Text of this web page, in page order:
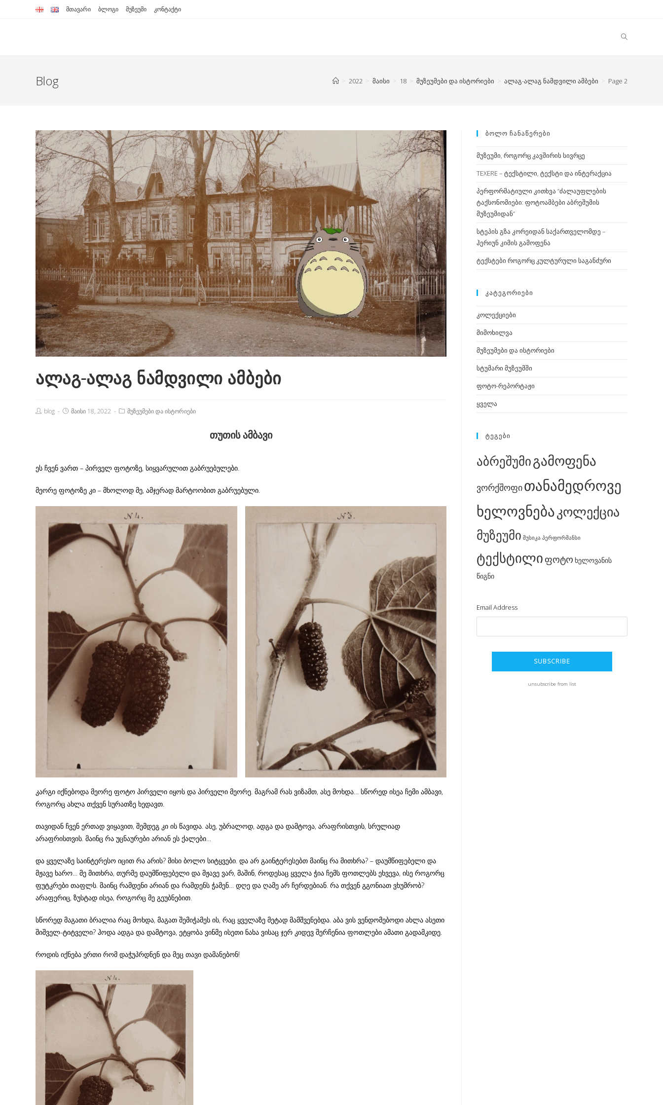
მთავარი ბლოგი მუზეუმი კონტაქტი
Blog > 2022 > მაისი > 18 > მუზეუმები და ისტორიები > ალაგ-ალაგ ნამდვილი ამბები > Page 2
ალაგ-ალაგ ნამდვილი ამბები
Postblog
Postმაისი 18, 2022
Postმუზეუმები და ისტორიები
თუთის ამბავი
ეს ჩვენ ვართ – პირველ ფოტოზე, სიყვარულით გაბრუებულები.
მეორე ფოტოზე კი – მხოლოდ მე, ამჯერად მარტოობით გაბრუებული.
კარგი იქნებოდა მეორე ფოტო პირველი იყოს და პირველი მეორე. მაგრამ რას ვიზამთ, ასე მოხდა… სწორედ ისეა ჩემი ამბავი,
როგორც ახლა თქვენ სურათზე ხედავთ.
თავიდან ჩვენ ერთად ვიყავით, შემდეგ კი ის წავიდა. ასე, უბრალოდ, ადგა და დამტოვა, არაფრისთვის, სრულიად
არაფრისთვის. მაინც რა უცნაურები არიან ეს ქალები…
და ყველაზე საინტერესო იცით რა არის? მისი ბოლო სიტყვები. და არ გაინტერესებთ მაინც რა მითხრა? – დაუმწიფებელი და
მჟავე ხარო… მე მითხრა, თურმე დაუმწიფებელი და მჟავე ვარ, მაშინ, როდესაც ყველა ჭია ჩემს ფოთლებს ეხვევა, ისე როგორც
ფუტკრები თაფლს. მაინც რამდენი არიან და რამდენს ჭამენ… დღე და ღამე არ ჩერდებიან. რა თქვენ გგონიათ ვხუმრობ?
არაფერიც, ზუსტად ისეა, როგორც მე გეუბნებით.
სწორედ მაგათი ბრალია რაც მოხდა, მაგათ შემიჭამეს ის, რაც ყველაზე მეტად მამშვენებდა. აბა ვის ვენდომებოდი ახლა ასეთი
შიშველ-ტიტველი? ჰოდა ადგა და დამტოვა, ეტყობა ვინმე ისეთი ნახა ვისაც ჯერ კიდევ შერჩენია ფოთლები ამათი გადამკიდე.
როდის იქნება ერთი რომ დაჭუპრდნენ და მეც თავი დამანებონ!
ᲑᲝᲚᲝ ᲩᲐᲜᲐᲬᲔᲠᲔᲑᲘ
მუზეუმი, როგორც კავშირის სივრცე
TEXERE – ტექსტილი, ტექსტი და ინტერაქცია
პერფორმატიული კითხვა “ძალაუფლების
ტაქსონომიები: ფოტოამბები აბრეშუმის
მუზეუმიდან”
სტეპის გზა კორეიდან საქართველომდე –
ჰერიუნ კიმის გამოფენა
ტექსტები როგორც კულტურული საგანძური
ᲙᲐᲢᲔᲒᲝᲠᲘᲔᲑᲘ
კოლექციები
მიმოხილვა
მუზეუმები და ისტორიები
სტუმარი მუზეუმში
ფოტო-რეპორტაჟი
ყველა
ᲢᲔᲒᲔᲑᲘ
აბრეშუმიგამოფენა
ვორქშოფითანამედროვე
ხელოვნებაკოლექცია
მუზეუმი მუსიკა პერფორმანსი
ტექსტილიფოტო ხელოვანის
წიგნი
Email Address
unsubscribe from list